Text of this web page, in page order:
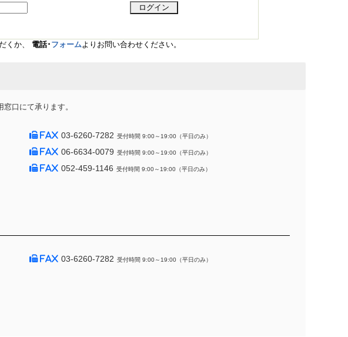
くか、 電話･ フォームよりお問い合わせください。
口にて承ります。
03-6260-7282 受付時間 9:00～19:00（平日のみ）
06-6634-0079 受付時間 9:00～19:00（平日のみ）
052-459-1146 受付時間 9:00～19:00（平日のみ）
03-6260-7282 受付時間 9:00～19:00（平日のみ）